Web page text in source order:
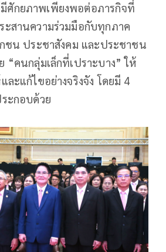
ศักยภาพเพียงพอต่อภารกิจที่
ะสานความร่วมมือกับทุกภาค
ชน ประชาสังคม และประชาชน
“คนกลุ่มเล็กที่เปราะบาง” ให้
ละแก้ไขอย่างจริงจัง โดยมี 4
ะกอบด้วย